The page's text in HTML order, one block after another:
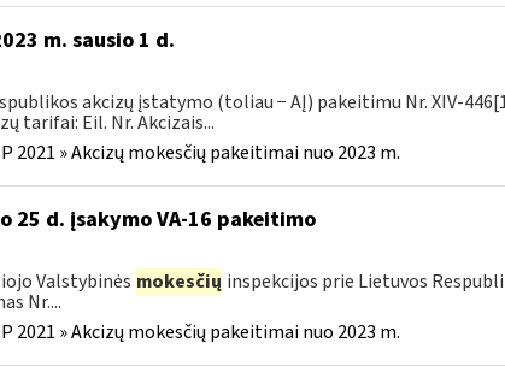
m. sausio 1 d.
akcizų įstatymo (toliau − AĮ) pakeitimu Nr. XIV-
tarifai: Eil. Nr. Akcizais...
2021 » Akcizų mokesčių pakeitimai nuo 2023 m.
25 d. įsakymo VA-16 pakeitimo
Valstybinės mokesčių inspekcijos prie Lietuvos
Nr....
2021 » Akcizų mokesčių pakeitimai nuo 2023 m.